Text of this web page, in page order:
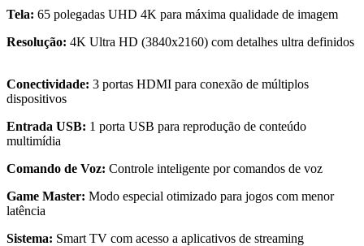
Tela: 65 polegadas UHD 4K para máxima qualidade de imagem
Resolução: 4K Ultra HD (3840x2160) com detalhes ultra definidos
Conectividade: 3 portas HDMI para conexão de múltiplos
dispositivos
Entrada USB: 1 porta USB para reprodução de conteúdo
multimídia
Comando de Voz: Controle inteligente por comandos de voz
Game Master: Modo especial otimizado para jogos com menor
latência
Sistema: Smart TV com acesso a aplicativos de streaming